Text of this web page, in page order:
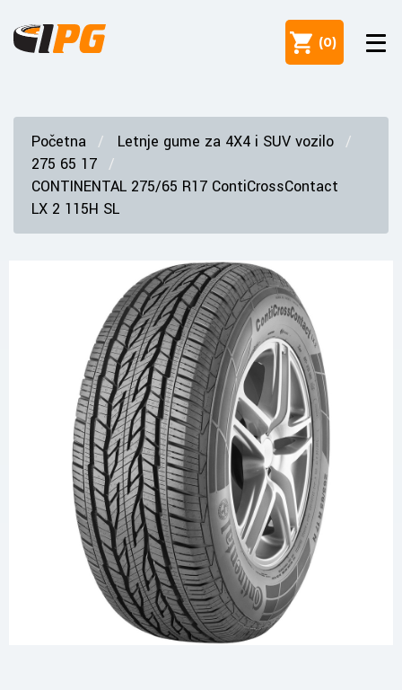
(0)
Početna
Letnje gume za 4X4 i SUV vozilo
275 65 17
CONTINENTAL 275/65 R17 ContiCrossContact
LX 2 115H SL